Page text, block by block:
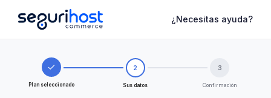
¿Necesitas ayuda?
Plan seleccionado
2
Sus datos
3
Confirmación